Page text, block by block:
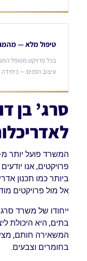
טיפול מלא —
בכל פרויקט מטופל
עיצוב הפנים —
סרג’ בן
פרויקטים, אנו
ביותר כמו תכנון
אל מול פרויקטים
ייחודו של משרד
בתים, היא היכולת
המשאירה חותם,
בחומרים וצבעים.